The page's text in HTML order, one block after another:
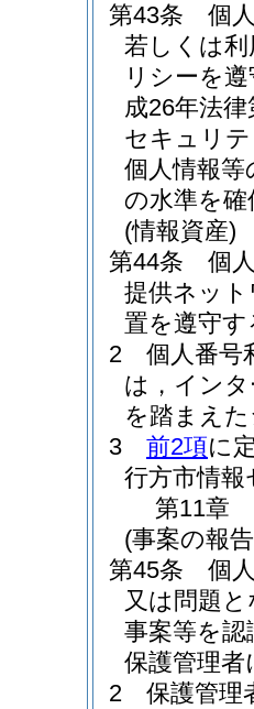
第43条
個
若しくは
リシーを
成26年法
セキュリ
個人情報
の水準を
(情報資産)
第44条
個
提供ネッ
置を遵守す
2
個人番号
は，イン
を踏まえ
3
前2項に
行方市情
第11章
(事案の報
第45条
個
又は問題
事案等を
保護管理
2
保護管理